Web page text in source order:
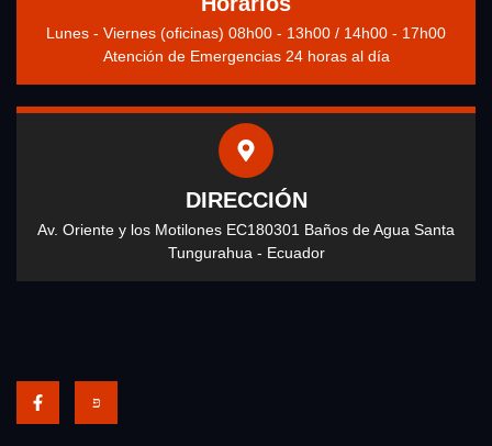
Lunes - Viernes (oficinas) 08h00 - 13h00 / 14h00 - 17h00
Atención de Emergencias 24 horas al día
DIRECCIÓN
Av. Oriente y los Motilones EC180301 Baños de Agua Santa
Tungurahua - Ecuador